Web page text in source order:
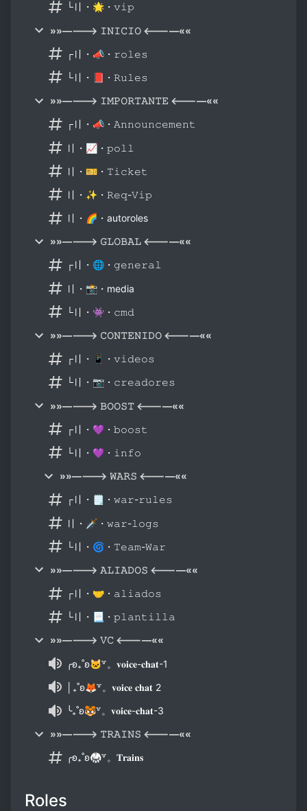
└〢・🌟・𝚟𝚒𝚙
»»————> 𝙸𝙽𝙸𝙲𝙸𝙾 <————««
┌〢・📣・𝚛𝚘𝚕𝚎𝚜
└〢・📕・𝚁𝚞𝚕𝚎𝚜
»»————> 𝙸𝙼𝙿𝙾𝚁𝚃𝙰𝙽𝚃𝙴 <————««
┌〢・📣・𝙰𝚗𝚗𝚘𝚞𝚗𝚌𝚎𝚖𝚎𝚗𝚝
〢・📈・𝚙𝚘𝚕𝚕
〢・🎫・𝚃𝚒𝚌𝚔𝚎𝚝
〢・✨・𝚁𝚎𝚚-𝚅𝚒𝚙
〢・🌈・autoroles
»»————> 𝙶𝙻𝙾𝙱𝙰𝙻 <————««
┌〢・🌐・𝚐𝚎𝚗𝚎𝚛𝚊𝚕
〢・📸・media
└〢・👾・𝚌𝚖𝚍
»»————> 𝙲𝙾𝙽𝚃𝙴𝙽𝙸𝙳𝙾 <————««
┌〢・📱・𝚟𝚒𝚍𝚎𝚘𝚜
└〢・📷・𝚌𝚛𝚎𝚊𝚍𝚘𝚛𝚎𝚜
»»————> 𝙱𝙾𝙾𝚂𝚃 <————««
┌〢・💜・𝚋𝚘𝚘𝚜𝚝
└〢・💜・𝚒𝚗𝚏𝚘
»»————> 𝚆𝙰𝚁𝚂 <————««
┌〢・🗒・𝚠𝚊𝚛-𝚛𝚞𝚕𝚎𝚜
〢・🗡・𝚠𝚊𝚛-𝚕𝚘𝚐𝚜
└〢・🌀・𝚃𝚎𝚊𝚖-𝚆𝚊𝚛
»»————> 𝙰𝙻𝙸𝙰𝙳𝙾𝚂 <————««
┌〢・🤝・𝚊𝚕𝚒𝚊𝚍𝚘𝚜
└〢・📃・𝚙𝚕𝚊𝚗𝚝𝚒𝚕𝚕𝚊
»»————> 𝚅𝙲 <————««
╭ʚ₊˚ʚ🐱꒷。𝐯𝐨𝐢𝐜𝐞-𝐜𝐡𝐚𝐭-1
│₊˚ʚ🦊꒷。𝐯𝐨𝐢𝐜𝐞 𝐜𝐡𝐚𝐭 2
╰₊˚ʚ🐯꒷。𝐯𝐨𝐢𝐜𝐞-𝐜𝐡𝐚𝐭-3
»»————> 𝚃𝚁𝙰𝙸𝙽𝚂 <————««
╭ʚ₊˚ʚ🥋꒷。𝐓𝐫𝐚𝐢𝐧𝐬
Roles